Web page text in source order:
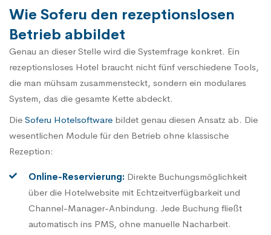
Wie Soferu den rezeptionslosen
Betrieb abbildet
Genau an dieser Stelle wird die Systemfrage konkret. Ein
rezeptionsloses Hotel braucht nicht fünf verschiedene Tools,
die man mühsam zusammensteckt, sondern ein modulares
System, das die gesamte Kette abdeckt.
Die Soferu Hotelsoftware bildet genau diesen Ansatz ab. Die
wesentlichen Module für den Betrieb ohne klassische
Rezeption:
Online-Reservierung: Direkte Buchungsmöglichkeit
über die Hotelwebsite mit Echtzeitverfügbarkeit und
Channel-Manager-Anbindung. Jede Buchung fließt
automatisch ins PMS, ohne manuelle Nacharbeit.